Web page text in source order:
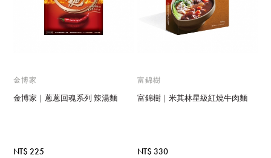
金博家
金博家｜蔥蔥回魂系列 辣湯麵
NT$ 225
富錦樹
富錦樹｜米其林星級紅燒牛肉麵
NT$ 330